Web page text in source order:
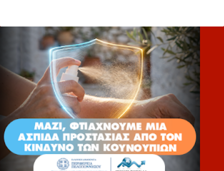
λ